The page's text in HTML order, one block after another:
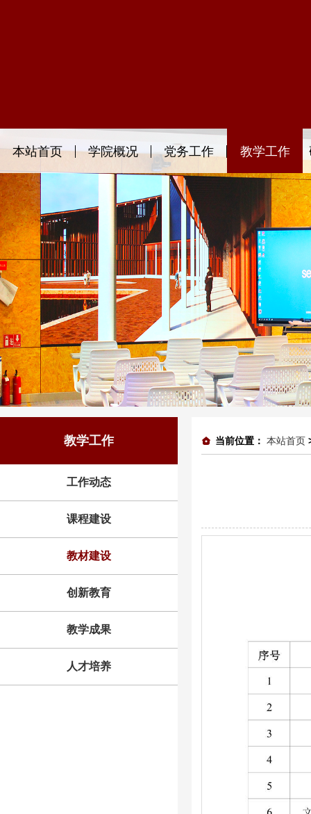
本站首页 学院概况 党务工作 教学工作
教学工作
工作动态
课程建设
教材建设
创新教育
教学成果
人才培养
当前位置： 本站首页